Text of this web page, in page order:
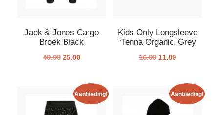
Jack & Jones Cargo
Broek Black
49.99 25.00
Kids Only Longsleeve
‘Tenna Organic’ Grey
16.99 11.89
Aanbieding! Aanbieding!